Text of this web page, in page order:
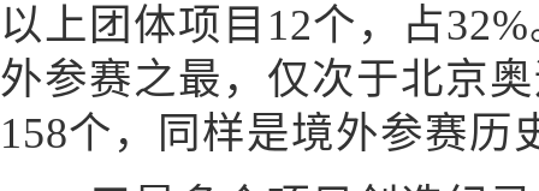
以上团体项目12个，占
外参赛之最，仅次于北京
158个，同样是境外参赛历